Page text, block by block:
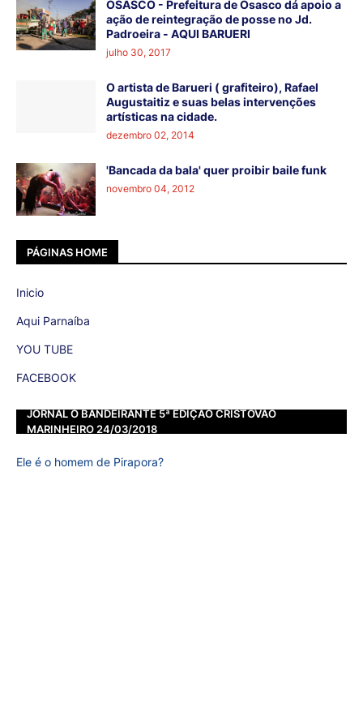
OSASCO - Prefeitura de Osasco dá apoio a
ação de reintegração de posse no Jd.
Padroeira - AQUI BARUERI
julho 30, 2017
O artista de Barueri ( grafiteiro), Rafael
Augustaitiz e suas belas intervenções
artísticas na cidade.
dezembro 02, 2014
'Bancada da bala' quer proibir baile funk
novembro 04, 2012
PÁGINAS HOME
Inicio
Aqui Parnaíba
YOU TUBE
FACEBOOK
JORNAL O BANDEIRANTE 5ª EDIÇÃO CRISTOVÃO
MARINHEIRO 24/03/2018
Ele é o homem de Pirapora?